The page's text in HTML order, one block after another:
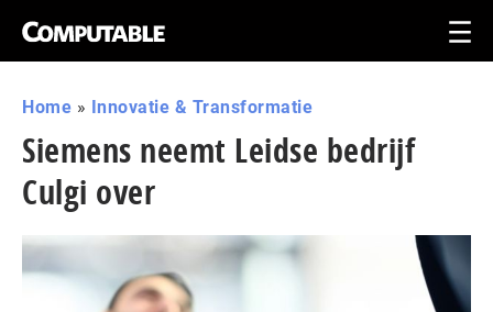
Home » Innovatie & Transformatie
Siemens neemt Leidse bedrijf
Culgi over